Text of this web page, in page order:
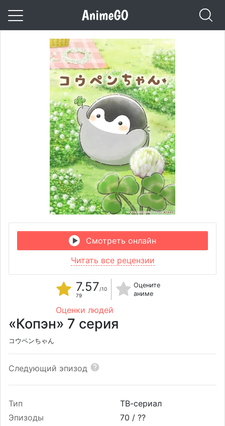
Смотреть онлайн
Читать все рецензии
7.57/10
79
Оцените
аниме
Оценки людей
«Копэн» 7 серия
コウペンちゃん
Следующий эпизод
Тип
ТВ-сериал
Эпизоды
70 / ??